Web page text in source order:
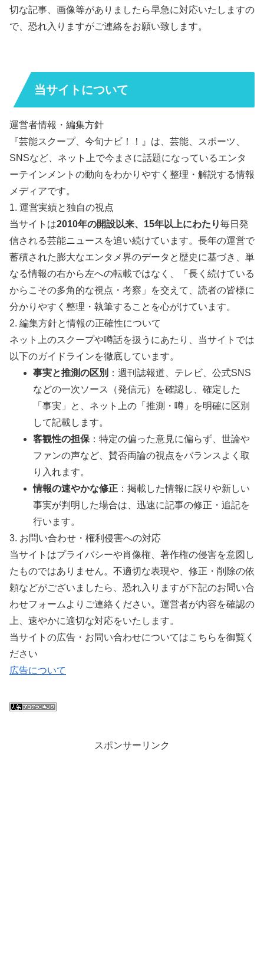
切な記事、画像等がありましたら早急に対応いたしますの
で、恐れ入りますがご連絡をお願い致します。
当サイトについて
運営者情報・編集方針
『芸能スクープ、今旬ナビ！！』は、芸能、スポーツ、
SNSなど、ネット上で今まさに話題になっているエンタ
ーテインメントの動向をわかりやすく整理・解説する情報
メディアです。
1. 運営実績と独自の視点
当サイトは2010年の開設以来、15年以上にわたり毎日発
信される芸能ニュースを追い続けています。長年の運営で
蓄積された膨大なエンタメ界のデータと歴史に基づき、単
なる情報の右から左への転載ではなく、「長く続けている
からこその多角的な視点・考察」を交えて、読者の皆様に
分かりやすく整理・執筆することを心がけています。
2. 編集方針と情報の正確性について
ネット上のスクープや噂話を扱うにあたり、当サイトでは
以下のガイドラインを徹底しています。
事実と推測の区別 ：週刊誌報道、テレビ、公式SNS
などの一次ソース（発信元）を確認し、確定した
「事実」と、ネット上の「推測・噂」を明確に区別
して記載します。
客観性の担保：特定の偏った意見に偏らず、世論や
ファンの声など、賛否両論の視点をバランスよく取
り入れます。
情報の速やかな修正 ：掲載した情報に誤りや新しい
事実が判明した場合は、迅速に記事の修正・追記を
行います。
3. お問い合わせ・権利侵害への対応
当サイトはプライバシーや肖像権、著作権の侵害を意図し
たものではありません。不適切な表現や、修正・削除の依
頼などがございましたら、恐れ入りますが下記のお問い合
わせフォームよりご連絡ください。運営者が内容を確認の
上、速やかに適切な対応をいたします。
当サイトの広告・お問い合わせについてはこちらを御覧く
ださい
広告について
スポンサーリンク